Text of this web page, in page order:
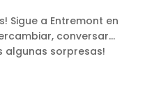
Sigue a Entremont en
conversar...
algunas sorpresas!